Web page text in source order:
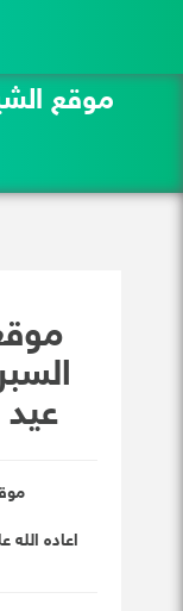
موقع
عيد
اعاده الله